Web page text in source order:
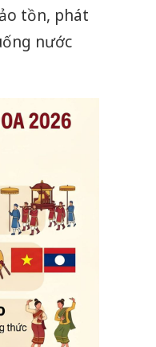
tồn, phát
nước